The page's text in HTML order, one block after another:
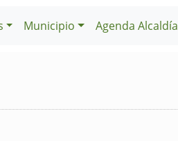
Municipio Agenda Alcaldía